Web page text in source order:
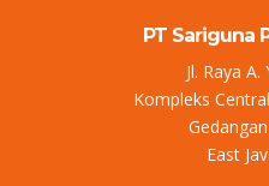
PT Sariguna
Jl. Raya
Kompleks
East